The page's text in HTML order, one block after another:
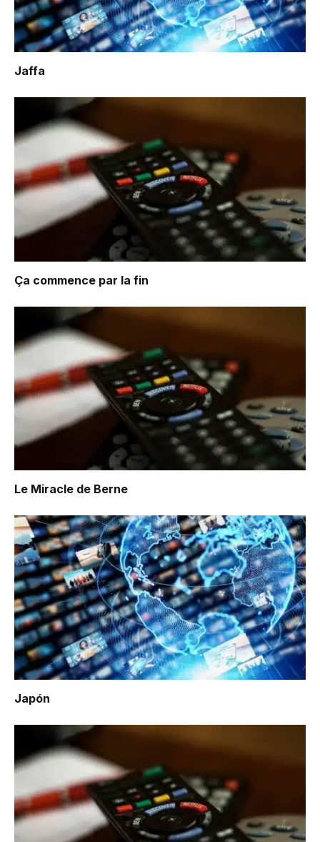
Jaffa
Ça commence par la fin
Le Miracle de Berne
Japón